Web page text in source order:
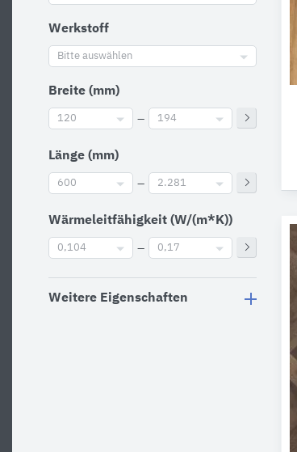
Werkstoff
Bitte auswählen
Breite (mm)
120 – 194
Länge (mm)
600 – 2.281
Wärmeleitfähigkeit (W/(m*K))
0,104 – 0,17
Weitere Eigenschaften